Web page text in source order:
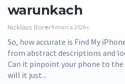
warunkach
Nicklaus Borer9 marca 2026 r.
So, how accurate is Find My
from abstract descriptions and
Can it pinpoint your phone to
will it just...